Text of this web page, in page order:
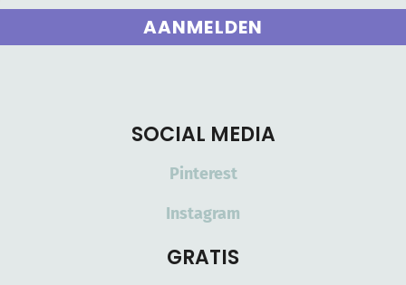
AANMELDEN
SOCIAL MEDIA
Pinterest
Instagram
GRATIS